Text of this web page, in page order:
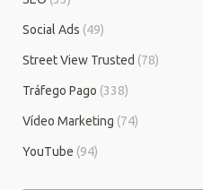
Social Ads (49)
Street View Trusted (78)
Tráfego Pago (338)
Vídeo Marketing (74)
YouTube (94)